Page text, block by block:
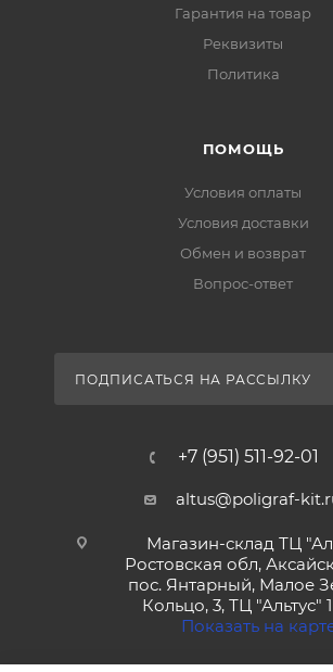
Гарантия на товар
Реквизиты
Политика
ПОМОЩЬ
Условия оплаты
Условия доставки
Обмен и возврат
Вопрос-ответ
ПОДПИСАТЬСЯ НА РАССЫЛКУ
+7 (951) 511-92-01
altus@poligraf-
Магазин-склад ТЦ
Ростовская обл,
пос. Янтарный, Малое
Кольцо, 3, ТЦ "Альтус"
Показать на